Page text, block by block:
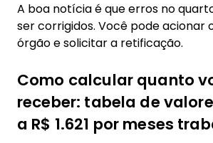
A boa notícia é que erros no
ser corrigidos. Você pode acionar
órgão e solicitar a retificação.
Como calcular quanto
receber: tabela de
a R$ 1.621 por meses